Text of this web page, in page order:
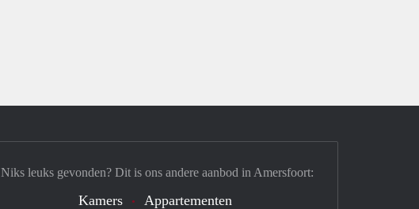
Niks leuks gevonden? Dit is ons andere aanbod in Amersfoort:
Kamers Appartementen